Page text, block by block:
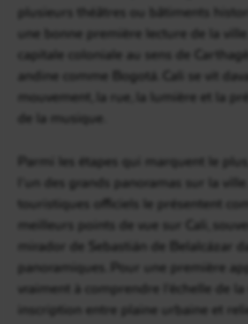
plusieurs théâtres ou bâtiments
une bonne première lecture de la
capitale coloniale au sens de
andine comme Bogotá. Cali se vit
mouvement, la rue, la lumière et la
de la musique.
Parmi les étapes qui marquent le plus,
l’un des grands panoramas sur la
touristiques officiels le présentent
meilleurs points de vue sur Cali,
mirador de Sebastián de Belalcázar
panoramiques. Pour une première
vraiment à comprendre l’échelle de la
inscription entre plaine urbaine et